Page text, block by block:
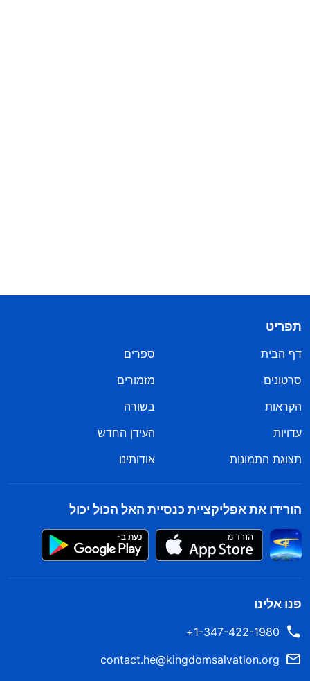
תפריט
דף הבית
ספרים
סרטונים
מזמורים
הקראות
בשורה
עדויות
העידן החדש
תצוגת התמונות
אודותינו
הורידו את אפליקציית כנסיית האל הכול יכול
פנו אלינו
1-347-422-1980+
contact.he@kingdomsalvation.org